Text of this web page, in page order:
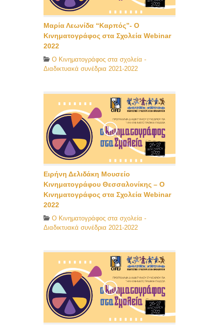
Μαρία Λεωνίδα “Καρπός”- Ο
Κινηματογράφος στα Σχολεία Webinar
2022
O Κινηματογράφος στα σχολεία -
Διαδικτυακά συνέδρια 2021-2022
Ειρήνη Δελιδάκη Μουσείο
Κινηματογράφου Θεσσαλονίκης – Ο
Κινηματογράφος στα Σχολεία Webinar
2022
O Κινηματογράφος στα σχολεία -
Διαδικτυακά συνέδρια 2021-2022